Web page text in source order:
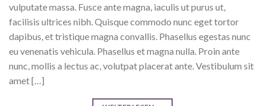
vulputate massa. Fusce ante magna, iaculis ut purus ut,
facilisis ultrices nibh. Quisque commodo nunc eget tortor
dapibus, et tristique magna convallis. Phasellus egestas nunc
eu venenatis vehicula. Phasellus et magna nulla. Proin ante
nunc, mollis a lectus ac, volutpat placerat ante. Vestibulum sit
amet […]